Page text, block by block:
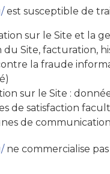
est susceptible de
sur le Site et la
du Site, facturation,
la fraude
sur le Site :
de satisfaction
de
ne commercialise